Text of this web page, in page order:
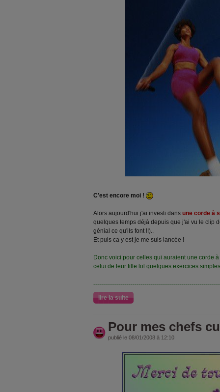
C'est encore moi !
Alors aujourd'hui j'ai investi dans une corde à
quelques temps déjà depuis que j'ai vu le clip
génial ce qu'ils font !!)..
Et puis ca y est je me suis lancée !
Donc voici pour celles qui auraient une corde
celui de leur fille lol quelques exercices
lire la suite
Pour mes chefs
publié le 08/01/2008 à 12:10